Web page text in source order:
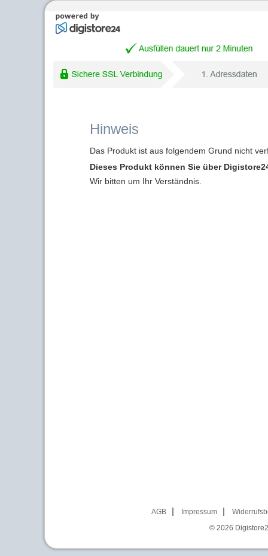
Hinweis
Das Produkt ist aus folgendem Grund nicht
Dieses Produkt können Sie über
Wir bitten um Ihr Verständnis.
AGB Impressum
© 2026